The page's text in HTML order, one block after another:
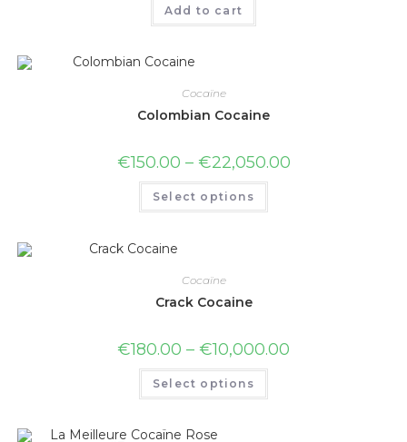
Add to cart
Cocaïne
Colombian Cocaine
€150.00 – €22,050.00
Select options
Cocaïne
Crack Cocaine
€180.00 – €10,000.00
Select options